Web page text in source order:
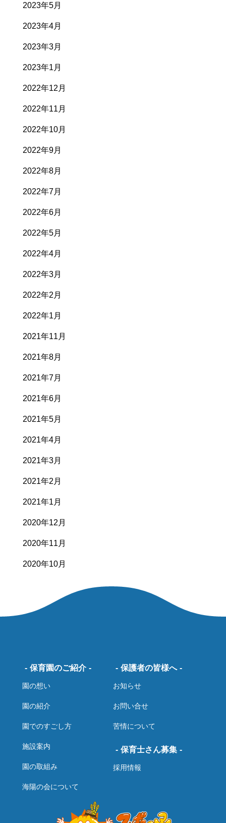
2023年5月
2023年4月
2023年3月
2023年1月
2022年12月
2022年11月
2022年10月
2022年9月
2022年8月
2022年7月
2022年6月
2022年5月
2022年4月
2022年3月
2022年2月
2022年1月
2021年11月
2021年8月
2021年7月
2021年6月
2021年5月
2021年4月
2021年3月
2021年2月
2021年1月
2020年12月
2020年11月
2020年10月
保育園のご紹介
園の想い
園の紹介
園でのすごし方
施設案内
園の取組み
海陽の会について
保護者の皆様へ
お知らせ
お問い合せ
苦情について
保育士さん募集
採用情報